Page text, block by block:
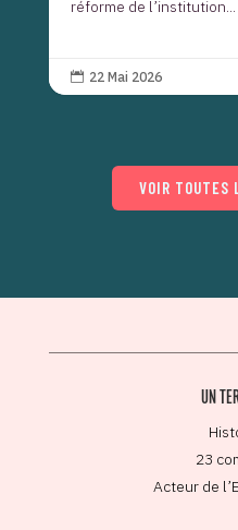
réforme de l’institution...
 22 Mai 2026
VOIR TOUTES
UN
23
Acteur de